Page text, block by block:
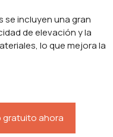
se incluyen una gran
de elevación y la
lo que mejora la
gratuito ahora